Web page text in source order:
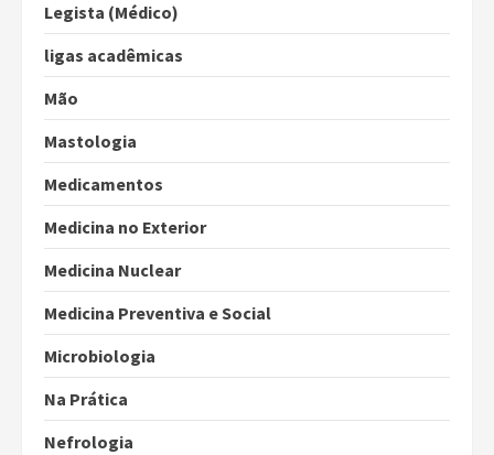
Legista (Médico)
ligas acadêmicas
Mão
Mastologia
Medicamentos
Medicina no Exterior
Medicina Nuclear
Medicina Preventiva e Social
Microbiologia
Na Prática
Nefrologia